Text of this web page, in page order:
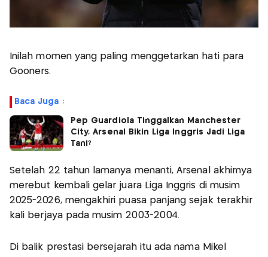
Inilah momen yang paling menggetarkan hati para
Gooners.
Baca Juga :
Pep Guardiola Tinggalkan Manchester
City, Arsenal Bikin Liga Inggris Jadi Liga
Tani?
Setelah 22 tahun lamanya menanti, Arsenal akhirnya
merebut kembali gelar juara Liga Inggris di musim
2025-2026, mengakhiri puasa panjang sejak terakhir
kali berjaya pada musim 2003-2004.
Di balik prestasi bersejarah itu ada nama Mikel